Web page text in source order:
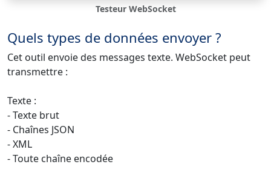
Testeur WebSocket
Quels types de données envoyer ?
Cet outil envoie des messages texte. WebSocket peut
transmettre :
Texte :
- Texte brut
- Chaînes JSON
- XML
- Toute chaîne encodée